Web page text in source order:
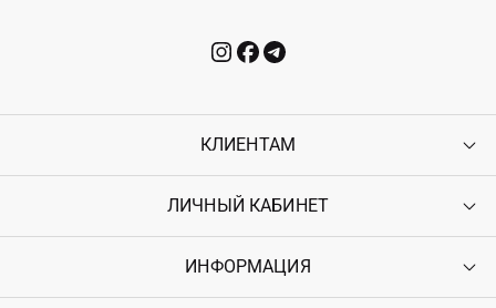
КЛИЕНТАМ
Контакты
Возврат
Гарантия
ЛИЧНЫЙ КАБИНЕТ
Войти
ИНФОРМАЦИЯ